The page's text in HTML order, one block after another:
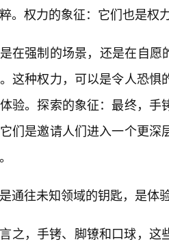
。权力的象征：它们也是权
在强制的场景，还是在自
这种权力，可以是令人恐
验。探索的象征：最终，
们是邀请人们进入一个更
通往未知领域的钥匙，是体
之，手铐、脚镣和口球，